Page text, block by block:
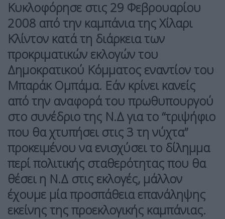
Κυκλοφόρησε στις 29 Φεβρουαρίου
2008 από την καμπάνια της Χίλαρι
Κλίντον κατά τη διάρκεια των
προκριματικών εκλογών του
Δημοκρατικού Κόμματος εναντίον του
Μπαράκ Ομπάμα. Εάν κρίνει κανείς
από την αναφορά του πρωθυπουργού
στο συνέδριο της Ν.Δ για το “τριψήφιο
που θα χτυπήσει στις 3 τη νύχτα”
προκειμένου να ενισχύσει το δίλημμα
περί πολιτικής σταθερότητας που θα
θέσει η Ν.Δ στις εκλογές, μάλλον
έχουμε μία προσπάθεια επανάληψης
εκείνης της προεκλογικής καμπάνιας.